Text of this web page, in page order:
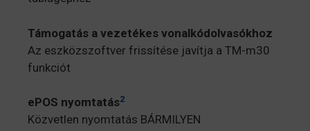
Támogatás a vezetékes vonalkódolvasókhoz
Az eszközszoftver frissítése javítja a TM-m30
funkciót
ePOS nyomtatás2
Közvetlen nyomtatás BÁRMILYEN